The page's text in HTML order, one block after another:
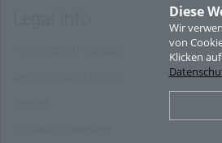
Diese
Wir
von
Klicken